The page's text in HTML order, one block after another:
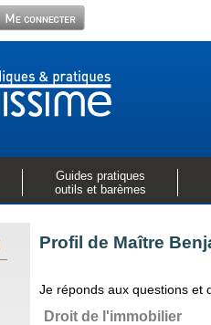
Guides pratiques
outils et barèmes
Profil de Maître
Je réponds aux questions et
Droit de l'immobilier